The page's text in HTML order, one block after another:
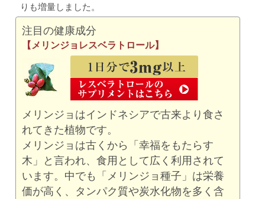
りも増量しました。
注目の健康成分
【メリンジョレスベラトロール】
メリンジョはインドネシアで古来より食さ
れてきた植物です。
メリンジョは古くから「幸福をもたらす
木」と言われ、食用として広く利用されて
います。中でも「メリンジョ種子」は栄養
価が高く、タンパク質や炭水化物を多く含